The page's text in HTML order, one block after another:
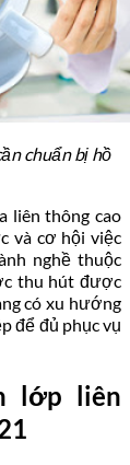
chuẩn bị hồ
liên thông cao
và cơ hội việc
nghề thuộc
thu hút được
có xu hướng
để đủ phục vụ
lớp liên